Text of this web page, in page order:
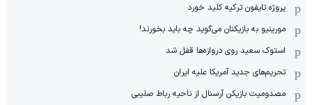
پروژه تایفون ترکیه کلید خورد
مورینیو به بازیکنان می‌گوید چه باید بخورند!
استوک سعید روی دروازه‌ها قفل شد
تحریم‌های جدید آمریکا علیه ایران
مصدومیت بازیکن آرسنال از ناحیه رباط صلیبی